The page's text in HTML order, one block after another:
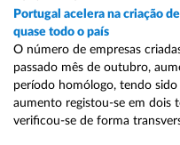
Portugal acelera na criação
quase todo o país
O número de empresas
passado mês de outubro,
período homólogo, tendo
aumento registou-se em dois
verificou-se de forma